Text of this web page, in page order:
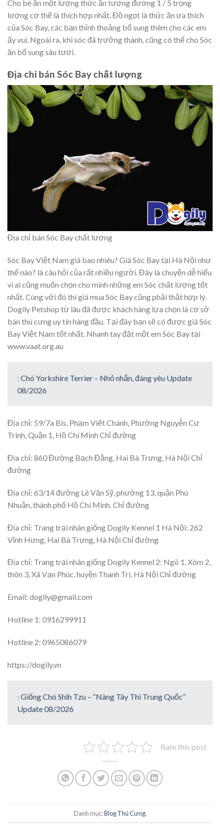
Cho bé ăn một lượng thức ăn tương đương 1 / 5 trọng
lượng cơ thể là thích hợp nhất. Đồ ngọt là thức ăn ưa thích
của Sóc Bay, các bạn thỉnh thoảng bổ sung thêm cho các em
ấy vui. Ngoài ra, khi sóc đã trưởng thành, cũng có thể cho Sóc
ăn bổ sung sâu tươi.
Địa chỉ bán Sóc Bay chất lượng
Địa chỉ bán Sóc Bay chất lượng
Sóc Bay Việt Nam giá bao nhiêu? Giá Sóc Bay tại Hà Nội như
thế nào? là câu hỏi của rất nhiều người. Đây là chuyện dễ hiểu
vì ai cũng muốn chọn cho mình những em Sóc chất lượng tốt
nhất. Cùng với đó thì giá mua Sóc Bay cũng phải thật hợp lý.
Dogily Petshop từ lâu đã được khách hàng lựa chọn là cơ sở
bán thú cưng uy tín hàng đầu. Tại đây bạn sẽ có được giá Sóc
Bay Việt Nam tốt nhất. Nhanh tay đặt một em Sóc Bay tại
www.vaat.org.au
: Chó Yorkshire Terrier – Nhỏ nhắn, đáng yêu Update
08/2026
Địa chỉ: 59/7a Bis, Phạm Viết Chánh, Phường Nguyễn Cư
Trinh, Quận 1, Hồ Chí Minh Chỉ đường
Địa chỉ: 860 Đường Bạch Đằng, Hai Bà Trưng, Hà Nội Chỉ
đường
Địa chỉ: 63/14 đường Lê Văn Sỹ, phường 13, quận Phú
Nhuận, thành phố Hồ Chí Minh. Chỉ đường
Địa chỉ: Trang trại nhân giống Dogily Kennel 1 Hà Nội: 262
Vĩnh Hưng, Hai Bà Trưng, Hà Nội Chỉ đường
Địa chỉ: Trang trại nhân giống Dogily Kennel 2: Ngõ 1, Xóm 2,
thôn 3, Xã Vạn Phúc, huyện Thanh Trì, Hà Nội Chỉ đường
Email: dogily@gmail.com
Hotline 1: 0916299911
Hotline 2: 0965086079
https://dogily.vn
: Giống Chó Shih Tzu – “Nàng Tây Thi Trung Quốc”
Update 08/2026
Rate this post
Danh mục:Blog Thú Cưng.